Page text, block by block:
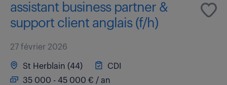
assistant business partner &
support client anglais (f/h)
27 février 2026
St Herblain (44)
CDI
35 000 - 45 000 € / an